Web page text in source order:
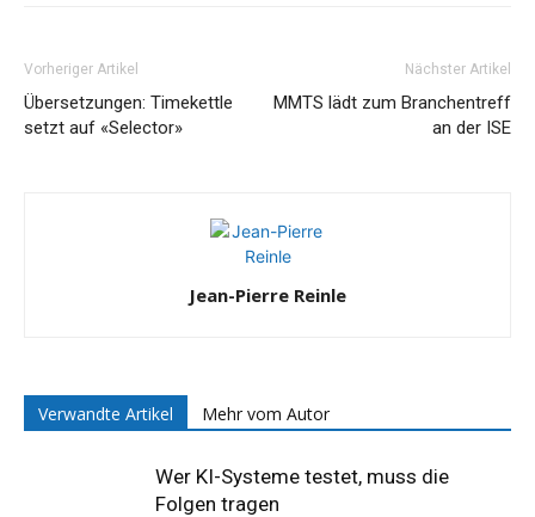
Vorheriger Artikel
Übersetzungen: Timekettle
setzt auf «Selector»
Nächster Artikel
MMTS lädt zum Branchentreff
an der ISE
Jean-Pierre Reinle
Verwandte Artikel Mehr vom Autor
Wer KI-Systeme testet, muss die
Folgen tragen